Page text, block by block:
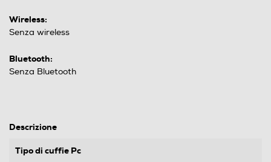
Wireless:
Senza wireless
Bluetooth:
Senza Bluetooth
Descrizione
Tipo di cuffie Pc